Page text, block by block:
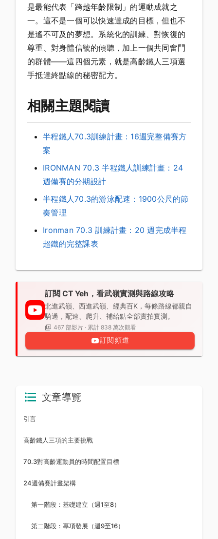
是最能代表「跨越年齡限制」的運動成就之
一。這不是一個可以快速達成的目標，但也不
是遙不可及的夢想。系統化的訓練、對恢復的
尊重、對身體信號的傾聽，加上一個共同奮鬥
的群體——這四個元素，就是高齡鐵人三項選
手抵達終點線的秘密配方。
相關主題閱讀
半程鐵人70.3訓練計畫：16週完整備賽方
案
IRONMAN 70.3 半程鐵人訓練計畫：24
週備賽的分期設計
半程鐵人70.3的游泳配速：1900公尺的節
奏管理
Ironman 70.3 訓練計畫：20 週完成半程
超鐵的完整課表
訂閱 CT Yeh，看武嶺實測與路線攻略
北進武嶺、西進武嶺、經典百K，每條路線都親自
騎過，配速、爬升、補給點全部實拍實測。
467 部影片 · 累計 838 萬次觀看
訂閱頻道
文章導覽
引言
高齡鐵人三項的主要挑戰
70.3對高齡運動員的時間配置目標
24週備賽計畫架構
第一階段：基礎建立（週1至8）
第二階段：專項發展（週9至16）